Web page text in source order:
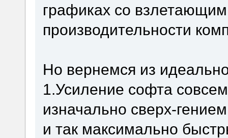
графиках со
производительности
Но вернемся из
1.Усиление софта
изначально сверх-
и так максимально